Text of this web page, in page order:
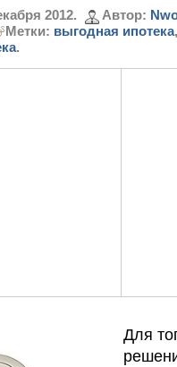
2012. Автор:
Метки: выгодная ипотека
.
Для